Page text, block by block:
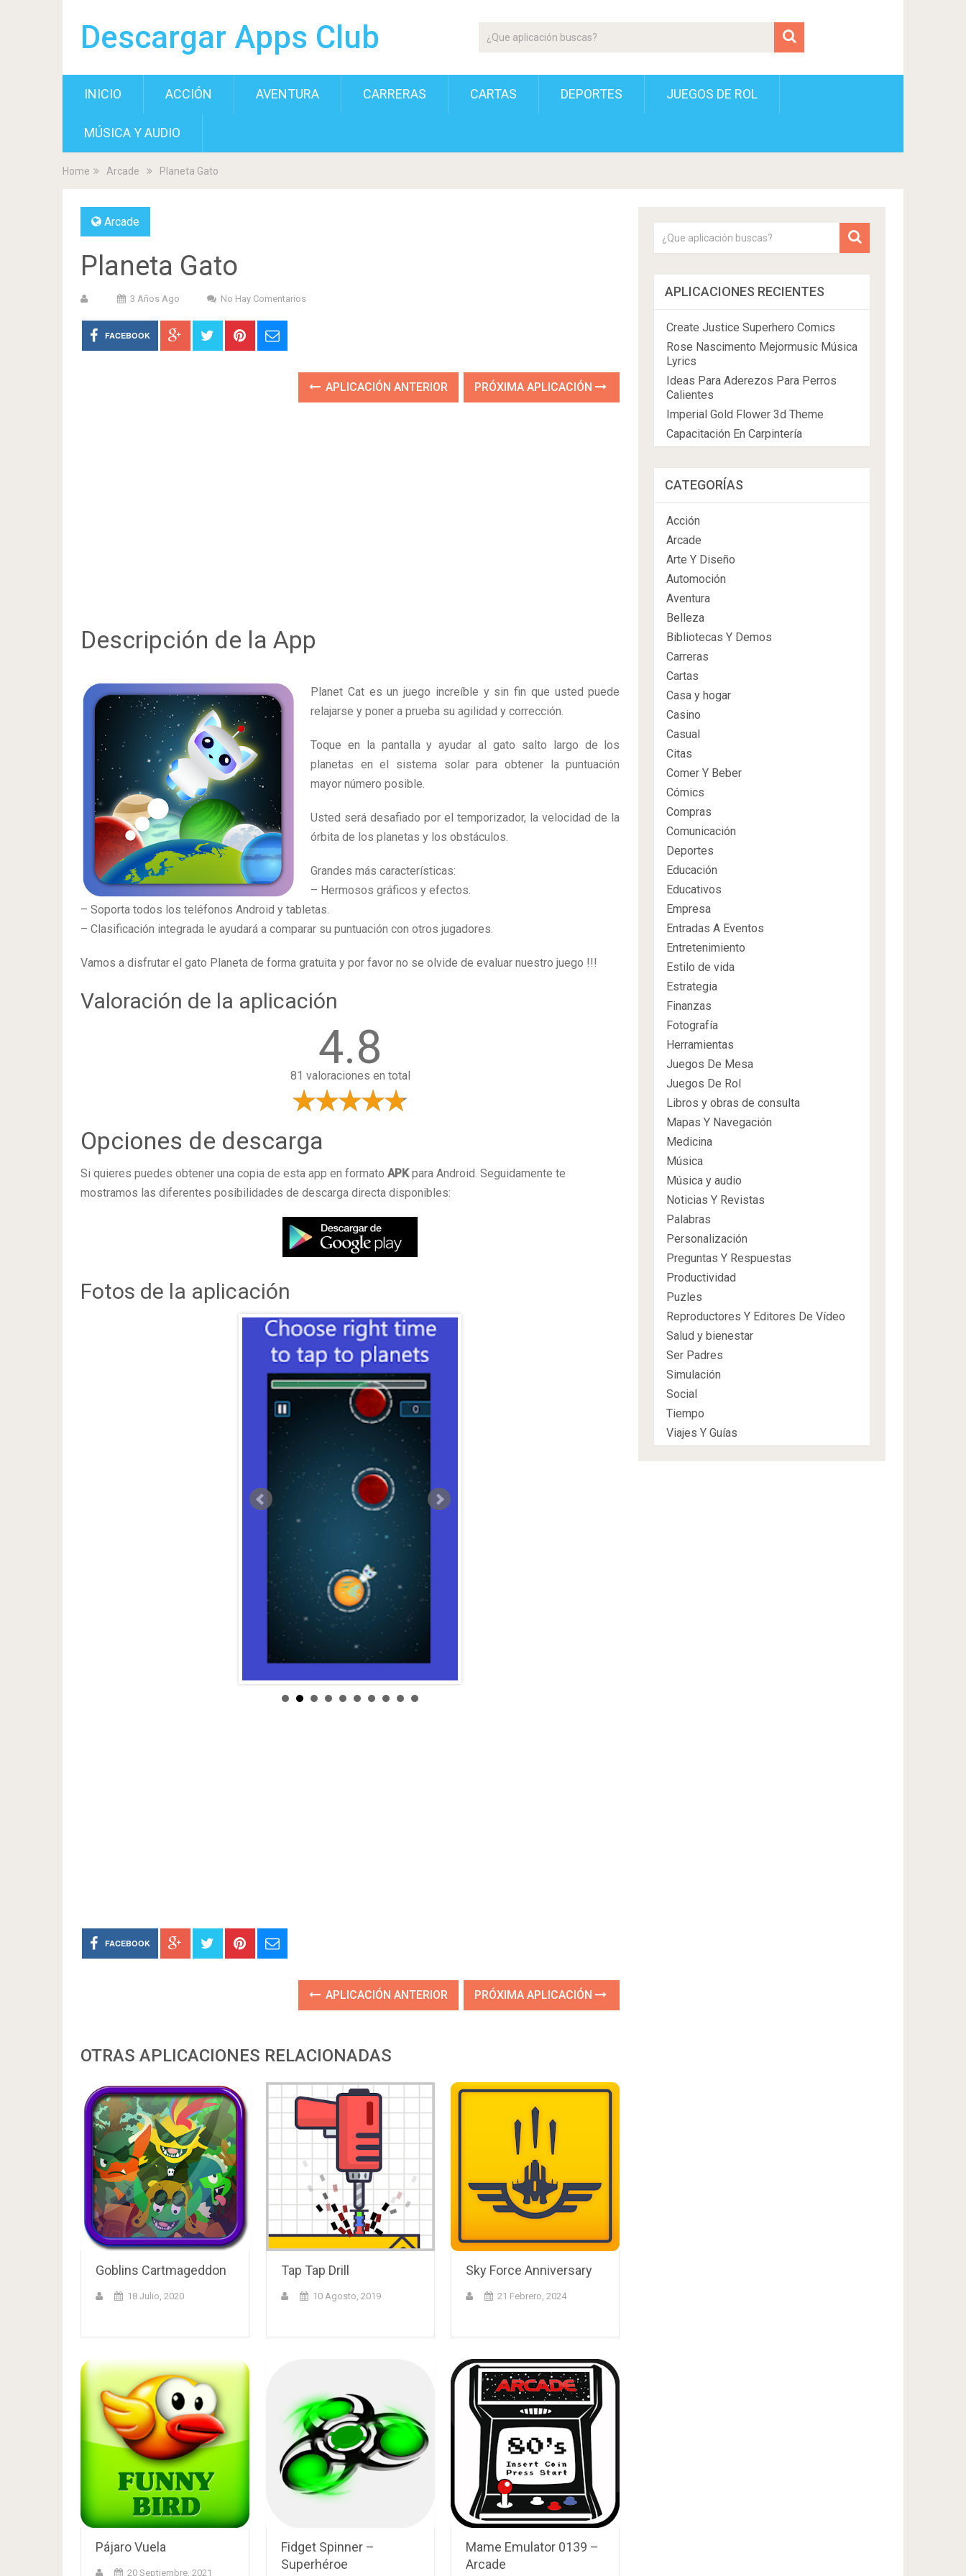
Descargar Apps Club
INICIO ACCIÓN AVENTURA CARRERAS CARTAS DEPORTES JUEGOS DE ROL
MÚSICA Y AUDIO
Home Arcade Planeta Gato
Arcade
Planeta Gato
3 Años Ago No Hay Comentarios
FACEBOOK
APLICACIÓN ANTERIOR PRÓXIMA APLICACIÓN
Descripción de la App
Planet Cat es un juego increíble y sin fin que usted puede
relajarse y poner a prueba su agilidad y corrección.
Toque en la pantalla y ayudar al gato salto largo de los
planetas en el sistema solar para obtener la puntuación
mayor número posible.
Usted será desafiado por el temporizador, la velocidad de la
órbita de los planetas y los obstáculos.
Grandes más características:
– Hermosos gráficos y efectos.
– Soporta todos los teléfonos Android y tabletas.
– Clasificación integrada le ayudará a comparar su puntuación con otros jugadores.
Vamos a disfrutar el gato Planeta de forma gratuita y por favor no se olvide de evaluar nuestro juego !!!
Valoración de la aplicación
4.8
81 valoraciones en total
Opciones de descarga
Si quieres puedes obtener una copia de esta app en formato APKpara Android. Seguidamente te
mostramos las diferentes posibilidades de descarga directa disponibles:
Fotos de la aplicación
FACEBOOK
APLICACIÓN ANTERIOR PRÓXIMA APLICACIÓN
OTRAS APLICACIONES RELACIONADAS
Goblins Cartmageddon
18 Julio, 2020
Tap Tap Drill
10 Agosto, 2019
Sky Force Anniversary
21 Febrero, 2024
Pájaro Vuela
20 Septiembre, 2021
Fidget Spinner –
Superhéroe
Mame Emulator 0139 –
Arcade
APLICACIONES RECIENTES
Create Justice Superhero Comics
Rose Nascimento Mejormusic Música
Lyrics
Ideas Para Aderezos Para Perros
Calientes
Imperial Gold Flower 3d Theme
Capacitación En Carpintería
CATEGORÍAS
Acción
Arcade
Arte Y Diseño
Automoción
Aventura
Belleza
Bibliotecas Y Demos
Carreras
Cartas
Casa y hogar
Casino
Casual
Citas
Comer Y Beber
Cómics
Compras
Comunicación
Deportes
Educación
Educativos
Empresa
Entradas A Eventos
Entretenimiento
Estilo de vida
Estrategia
Finanzas
Fotografía
Herramientas
Juegos De Mesa
Juegos De Rol
Libros y obras de consulta
Mapas Y Navegación
Medicina
Música
Música y audio
Noticias Y Revistas
Palabras
Personalización
Preguntas Y Respuestas
Productividad
Puzles
Reproductores Y Editores De Vídeo
Salud y bienestar
Ser Padres
Simulación
Social
Tiempo
Viajes Y Guías